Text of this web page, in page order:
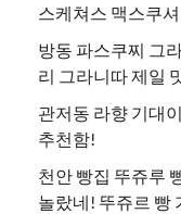
스케쳐스 맥스쿠
방동 파스쿠찌 그
리 그라니따 제일
관저동 라향 기대
추천함!
천안 빵집 뚜쥬루
놀랐네! 뚜쥬르 빵